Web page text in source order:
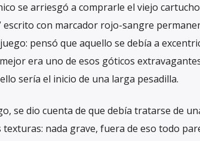
se arriesgó a comprarle el viejo
escrito con marcador rojo-sangre
pensó que aquello se debía a
era uno de esos góticos
sería el inicio de una larga pesadilla.
se dio cuenta de que debía tratarse de
nada grave, fuera de eso todo